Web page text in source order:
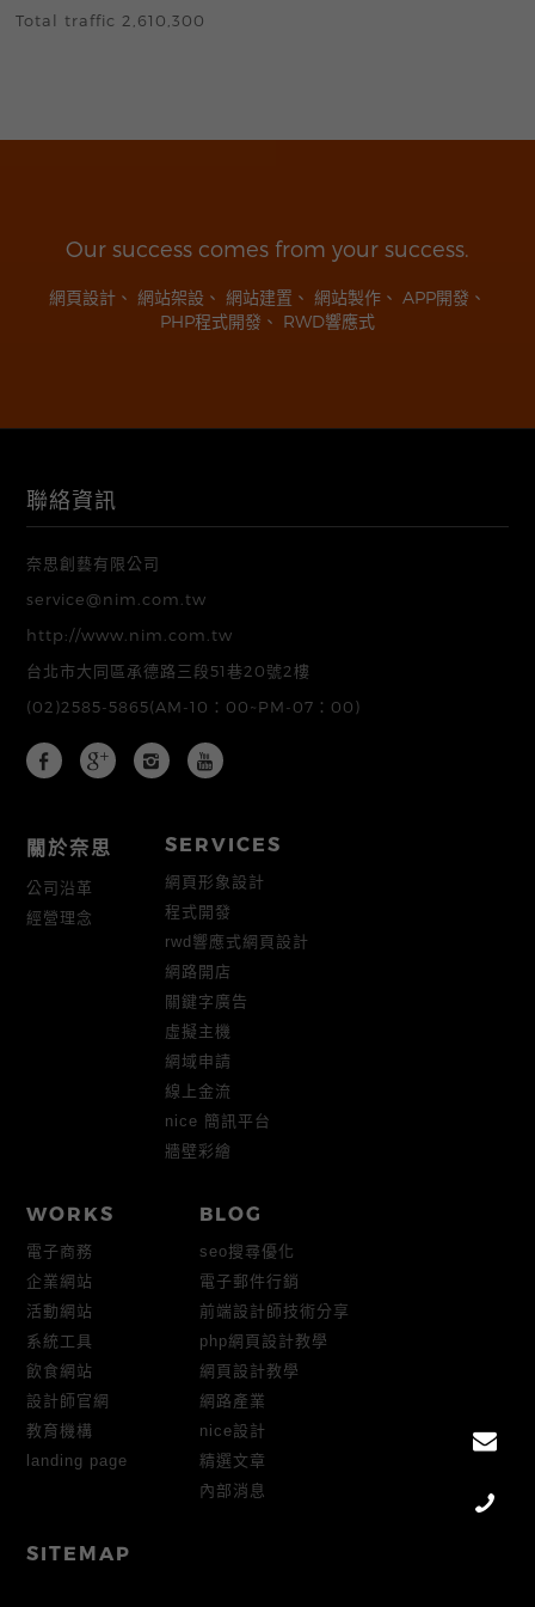
Total traffic 2,610,300
Our success comes from your success.
網頁設計 、 網站架設 、 網站建置 、 網站製作 、 APP開發 、
PHP程式開發 、 RWD響應式
聯絡資訊
奈思創藝有限公司
service@nim.com.tw
http://www.nim.com.tw
台北市大同區承德路三段51巷20號2樓
(02)2585-5865(AM-10：00~PM-07：00)
關於奈思
公司沿革
經營理念
SERVICES
網頁形象設計
程式開發
rwd響應式網頁設計
網路開店
關鍵字廣告
虛擬主機
網域申請
線上金流
nice 簡訊平台
牆壁彩繪
WORKS
電子商務
企業網站
活動網站
系統工具
飲食網站
設計師官網
教育機構
landing page
BLOG
seo搜尋優化
電子郵件行銷
前端設計師技術分享
php網頁設計教學
網頁設計教學
網路產業
nice設計
精選文章
內部消息
SITEMAP